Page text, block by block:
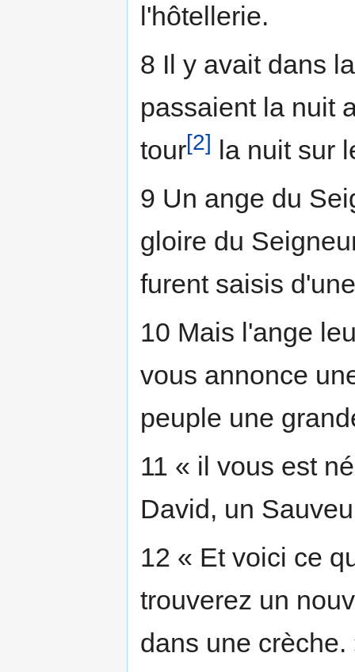
l'hôtellerie.
8 Il y avait dans
passaient la nuit
tour[2] la nuit sur
9 Un ange du
gloire du
furent saisis
10 Mais l'ange
vous annonce
peuple une
11 « il vous est
David, un
12 « Et voici ce
trouverez un
dans une crèche.